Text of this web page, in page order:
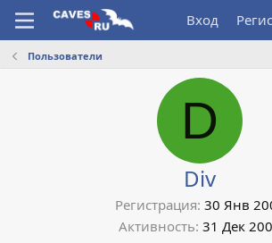
Вход
Пользователи
D
Div
Регистрация 30 Янв
Активность 31 Дек